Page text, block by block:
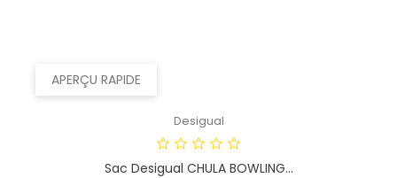
APERÇU RAPIDE
Desigual
Sac Desigual CHULA BOWLING...